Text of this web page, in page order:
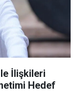
İlişkileri
Hedef